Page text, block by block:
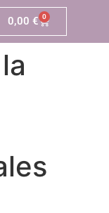
0,00 € 0